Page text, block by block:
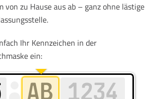
von zu Hause aus ab – ganz ohne lästige
Ihr Kennzeichen in der
ein: